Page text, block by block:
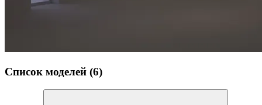
Список моделей (6)